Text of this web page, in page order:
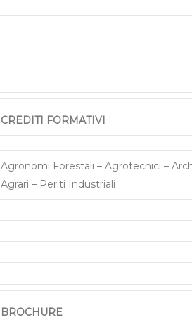
CREDITI FORMATIVI
Agronomi Forestali – Agrotecnici –
Agrari – Periti Industriali
BROCHURE